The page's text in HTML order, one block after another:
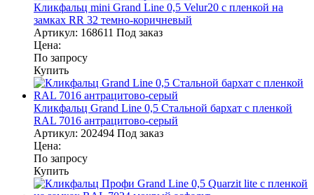
Кликфальц mini Grand Line 0,5 Velur20 с пленкой на
замках RR 32 темно-коричневый
Артикул: 168611 Под заказ
Цена:
По запросу
Купить
Кликфальц Grand Line 0,5 Стальной бархат с пленкой
RAL 7016 антрацитово-серый
Артикул: 202494 Под заказ
Цена:
По запросу
Купить